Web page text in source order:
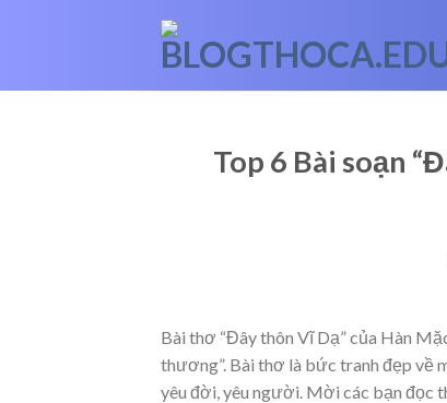
Top 6 Bài soạn
Bài thơ “Đây thôn Vĩ Dạ” của Hàn
thương”. Bài thơ là bức tranh đẹp về
yêu đời, yêu người. Mời các bạn đọc